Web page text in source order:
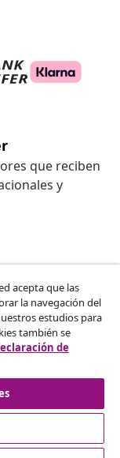
que reciben
y
acepta que las
la navegación del
estudios para
también se
de